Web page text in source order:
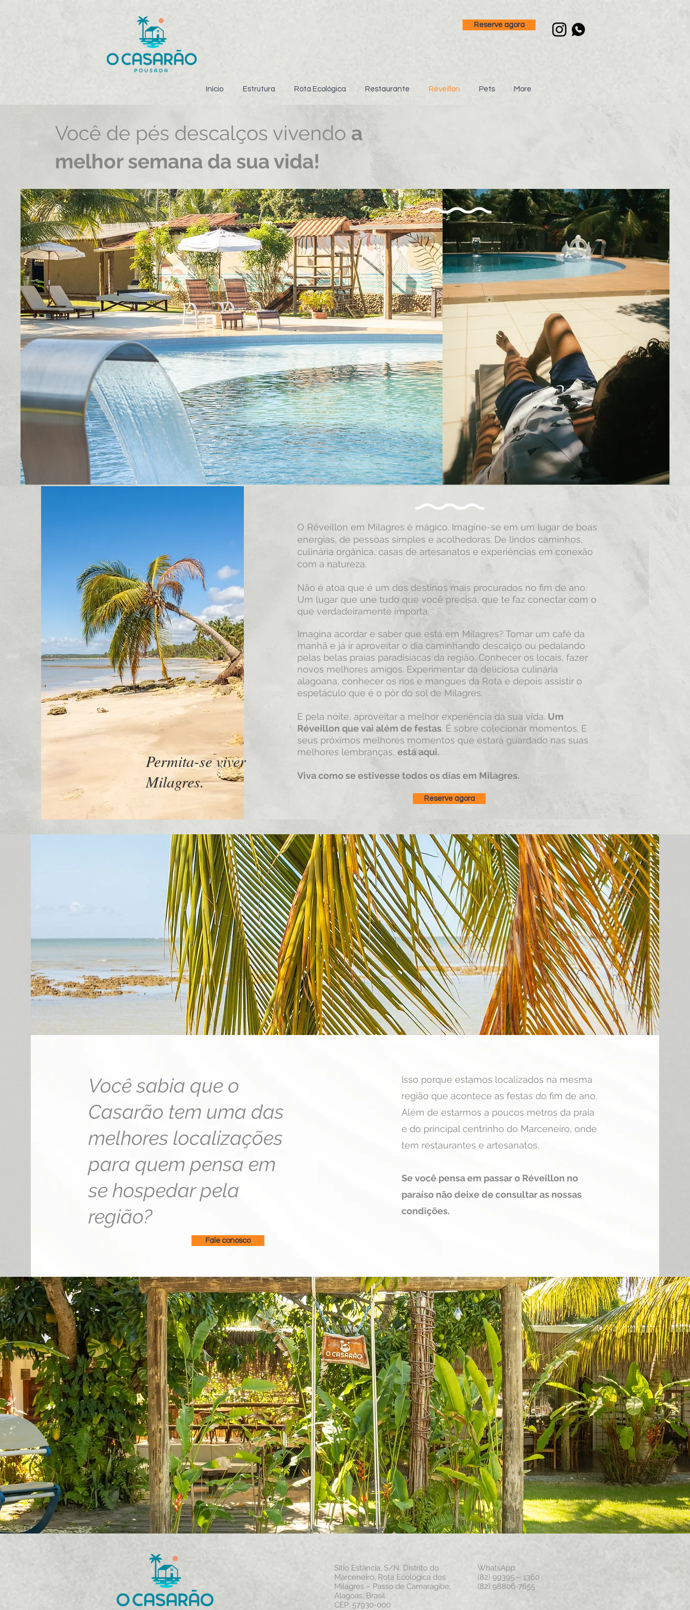
Reserve agora
Início Estrutura Rota Ecológica Restaurante Réveillon Pets More
Você de pés descalços vivendo a
melhor semana da sua vida!
O Réveillon em Milagres é mágico. Imagine-se em um lugar de boas
energias, de pessoas simples e acolhedoras. De lindos caminhos,
culinária orgânica, casas de artesanatos e experiências em conexão
com a natureza.
Não é atoa que é um dos destinos mais procurados no fim de ano.
Um lugar que une tudo que você precisa, que te faz conectar com o
que verdadeiramente importa.
Imagina acordar e saber que está em Milagres? Tomar um café da
manhã e já ir aproveitar o dia caminhando descalço ou pedalando
pelas belas praias paradisíacas da região. Conhecer os locais, fazer
novos melhores amigos. Experimentar da deliciosa culinária
alagoana, conhecer os rios e mangues da Rota e depois assistir o
espetáculo que é o pôr do sol de Milagres.
E pela noite, aproveitar a melhor experiência da sua vida. Um
Réveillon que vai além de festas. É sobre colecionar momentos. E
seus próximos melhores momentos que estará guardado nas suas
melhores lembranças,está aqui.
Viva como se estivesse todos os dias em Milagres.
Reserve agora
Permita-se viver
Milagres.
Você sabia que o
Casarão tem uma das
melhores localizações
para quem pensa em
se hospedar pela
região?
Fale conosco
Isso porque estamos localizados na mesma
região que acontece as festas do fim de ano.
Além de estarmos a poucos metros da praia
e do principal centrinho do Marceneiro, onde
tem restaurantes e artesanatos.
Se você pensa em passar o Réveillon no
paraíso não deixe de consultar as nossas
condições.
​WhatsApp:
(82) 99395 – 1360
(82) 98806-7655
Sítio Estância, S/N, Distrito do
Marceneiro, Rota Ecológica dos
Milagres – Passo de Camaragibe,
Alagoas, Brasil.
CEP: 57930-000